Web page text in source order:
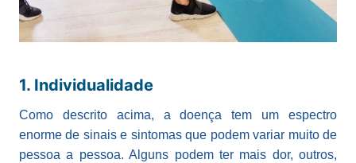
1. Individualidade
Como descrito acima, a doença tem um espectro
enorme de sinais e sintomas que podem variar muito de
pessoa a pessoa. Alguns podem ter mais dor, outros,